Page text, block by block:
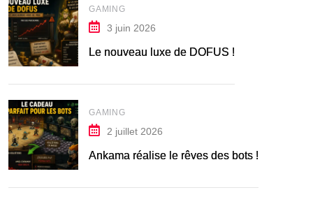
GAMING
3 juin 2026
Le nouveau luxe de DOFUS !
GAMING
2 juillet 2026
Ankama réalise le rêves des bots !